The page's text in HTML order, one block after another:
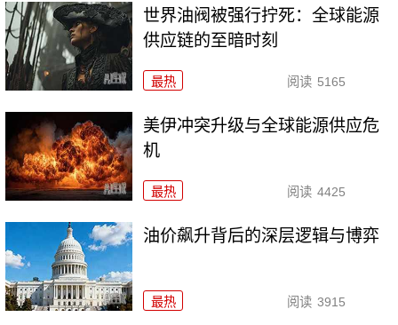
世界油阀被强行拧死：全球能源
供应链的至暗时刻
最热 阅读 5165
美伊冲突升级与全球能源供应危
机
最热 阅读 4425
油价飙升背后的深层逻辑与博弈
最热 阅读 3915